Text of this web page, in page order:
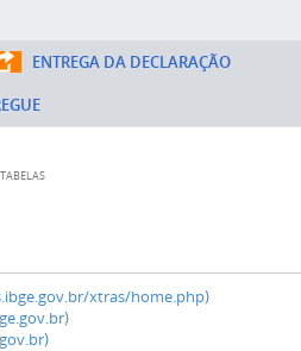
ENTREGA DA DECLARAÇÃO
TABELAS
xtras/home.php)